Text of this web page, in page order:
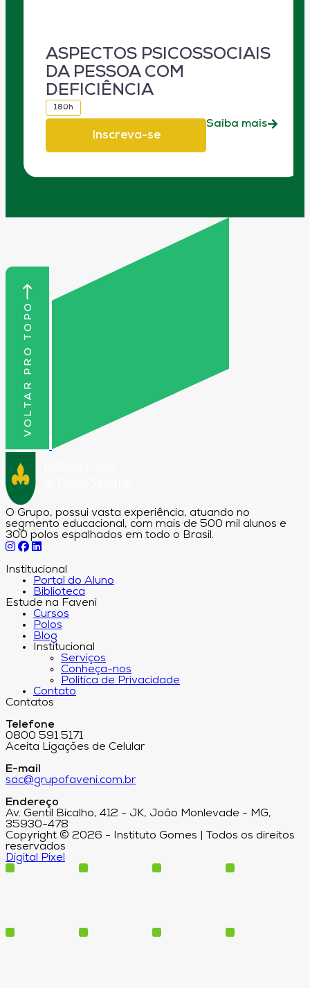
ASPECTOS PSICOSSOCIAIS
DA PESSOA COM
DEFICIÊNCIA
180h
Inscreva-se
Saiba mais
VOLTAR PRO TOPO
O Grupo, possui vasta experiência, atuando no
segmento educacional, com mais de 500 mil alunos e
300 polos espalhados em todo o Brasil.
Institucional
Portal do Aluno
Biblioteca
Estude na Faveni
Cursos
Polos
Blog
Institucional
Serviços
Conheça-nos
Política de Privacidade
Contato
Contatos
Telefone
0800 591 5171
Aceita Ligações de Celular
E-mail
sac@grupofaveni.com.br
Endereço
Av. Gentil Bicalho, 412 - JK, João Monlevade - MG,
35930-478
Copyright © 2026 - Instituto Gomes | Todos os direitos
reservados
Digital Pixel